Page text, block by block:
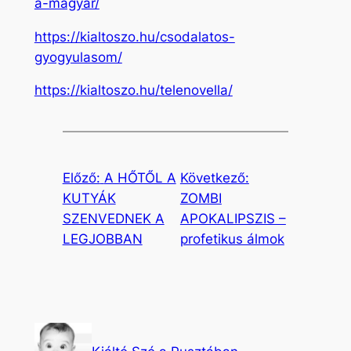
https://kialtoszo.hu/csodalatos-
gyogyulasom/
https://kialtoszo.hu/telenovella/
Előző: A HŐTŐL A
KUTYÁK
SZENVEDNEK A
LEGJOBBAN
Következő:
ZOMBI
APOKALIPSZIS –
profetikus álmok